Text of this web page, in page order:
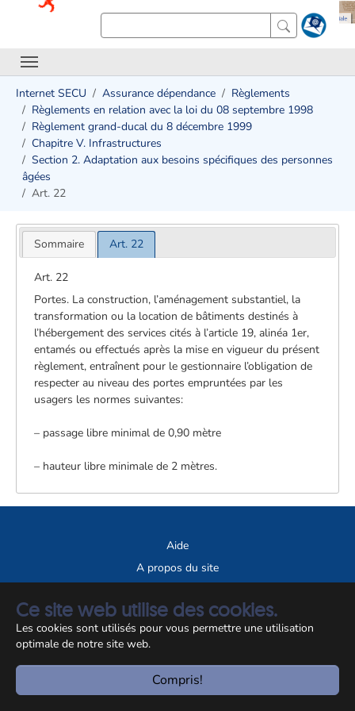
Ce site web utilise des cookies.
Les cookies sont utilisés pour vous permettre une utilisation
optimale de notre site web.
Compris!
Internet SECU Assurance dépendance
Règlements
Règlements en relation avec la loi du 08 septembre 1998
Règlement grand-ducal du 8 décembre 1999
Chapitre V. Infrastructures
Section 2. Adaptation aux besoins spécifiques des personnes
âgées
Art. 22
Sommaire Art. 22
Art. 22
Portes. La construction, l’aménagement substantiel, la
transformation ou la location de bâtiments destinés à
l’hébergement des services cités à l’article 19, alinéa 1er,
entamés ou effectués après la mise en vigueur du présent
règlement, entraînent pour le gestionnaire l’obligation de
respecter au niveau des portes empruntées par les
usagers les normes suivantes:
– passage libre minimal de 0,90 mètre
– hauteur libre minimale de 2 mètres.
Aide
A propos du site
© CCSS 2026